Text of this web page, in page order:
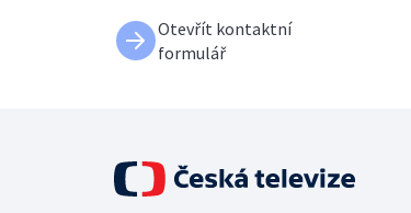
Otevřít kontaktní
formulář